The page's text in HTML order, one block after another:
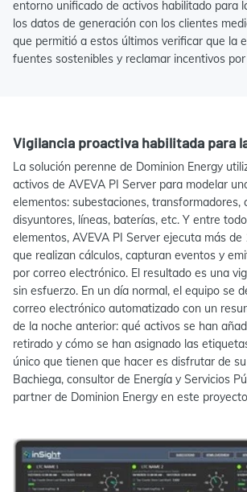
entorno unificado de activos habilitado para
los datos de generación con los clientes
que permitió a estos últimos verificar que la
fuentes sostenibles y reclamar incentivos
Vigilancia proactiva habilitada para
La solución perenne de Dominion Energy
activos de AVEVA PI Server para modelar
elementos: subestaciones, transformadores,
disyuntores, líneas, baterías, etc. Y entre
elementos, AVEVA PI Server ejecuta más de
que realizan cálculos, capturan eventos y
por correo electrónico. El resultado es una
sin esfuerzo. En un día normal, el equipo se
correo electrónico automatizado con un
de la noche anterior: qué activos se han
retirado y cómo se han asignado las
único que tienen que hacer es disfrutar de
Bachiega, consultor de Energía y Servicios
partner de Dominion Energy en este